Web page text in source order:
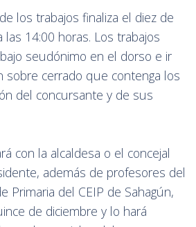
los trabajos finaliza el diez de
14:00 horas. Los trabajos
seudónimo en el dorso e ir
sobre cerrado que contenga los
del concursante y de sus
con la alcaldesa o el concejal
además de profesores del
Primaria del CEIP de Sahagún,
de diciembre y lo hará